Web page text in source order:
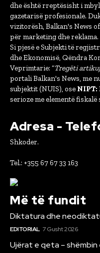
dhe është rreptësisht i
gazetarisë profesionale.
vizitorësh, Balkan's News
për marketing dhe reklama.
Si pjesë e Subjekti të
dhe Ekonomisë, Qëndra
Veprimtarie: “Tregëti
portali Balkan's News, me
subjektit (NUIS), ose NIPT:
serioze me elementë fiskalë
Adresa -
Shkoder.
Tel.: +355 67 67 33 163
Më të fundit
Diktatura dhe
EDITORIAL 7 Gusht 2026
Ujërat e qeta –